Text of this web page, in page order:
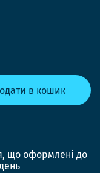
в кошик
що оформлені до